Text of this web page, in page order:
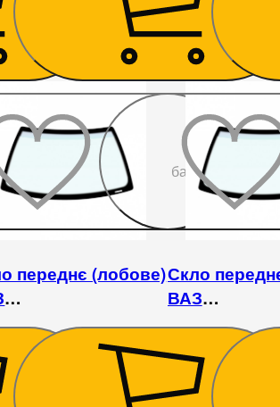
₴ 6 210
До
До
бажаного
переднє (лобове)
21213/21214/2131
₴
Скло
ВАЗ
2121/21213/
1 710